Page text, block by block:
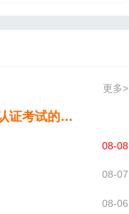
更多>
2026年项目管理认证PM项目管理认证考试的流程（从报名到拿证）
08-08
08-07
08-06